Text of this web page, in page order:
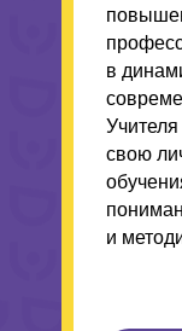
в
свою
и